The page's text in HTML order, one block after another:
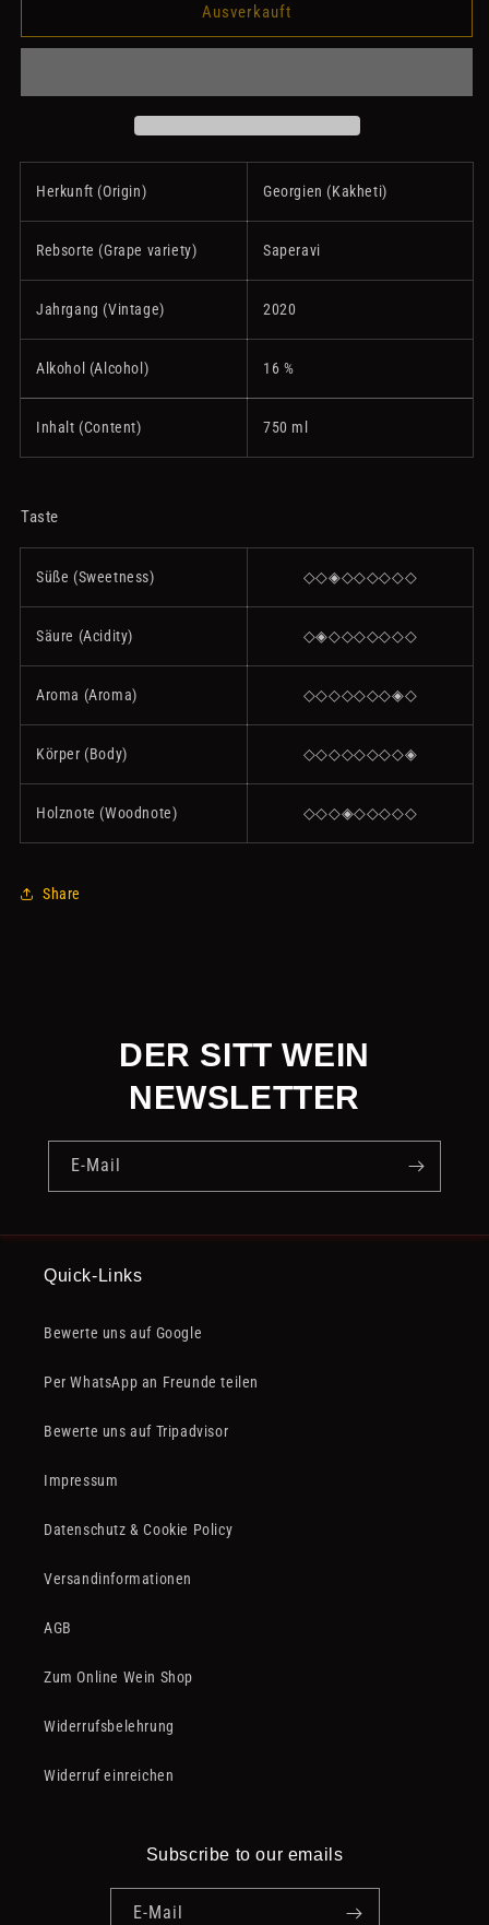
Papari
Saperavi
Papari
Saperavi
Ausverkauft
Herkunft (Origin) Georgien (Kakheti)
Rebsorte (Grape variety) Saperavi
Jahrgang (Vintage) 2020
Alkohol (Alcohol) 16 %
Inhalt (Content) 750 ml
Taste
Süße (Sweetness) ◇◇◈◇◇◇◇◇◇
Säure (Acidity) ◇◈◇◇◇◇◇◇◇
Aroma (Aroma) ◇◇◇◇◇◇◇◈◇
Körper (Body) ◇◇◇◇◇◇◇◇◈
Holznote (Woodnote) ◇◇◇◈◇◇◇◇◇
Share
DER SITT WEIN
NEWSLETTER
E-Mail
Quick-Links
Bewerte uns auf Google
Per WhatsApp an Freunde teilen
Bewerte uns auf Tripadvisor
Impressum
Datenschutz & Cookie Policy
Versandinformationen
AGB
Zum Online Wein Shop
Widerrufsbelehrung
Widerruf einreichen
Subscribe to our emails
E-Mail